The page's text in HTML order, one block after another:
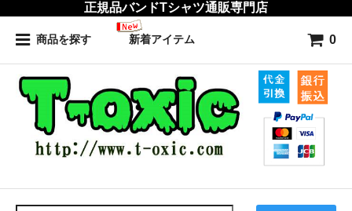
正規品バンドTシャツ通販専門店
商品を探す 新着アイテム 0